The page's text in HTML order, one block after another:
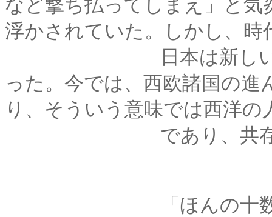
など撃ち払ってしまえ」と
浮かされていた。しかし、時
日本は新しい方向へ
った。今では、西欧諸国の
り、そういう意味では西洋の
であり、共存して
「ほんの十数年前に